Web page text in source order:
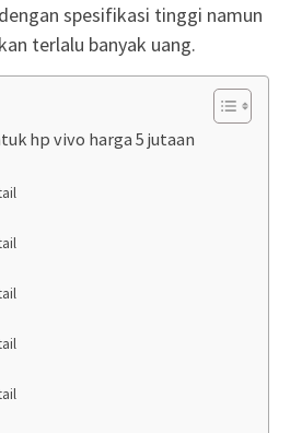
spesifikasi tinggi namun
terlalu banyak uang.
hp vivo harga 5 jutaan